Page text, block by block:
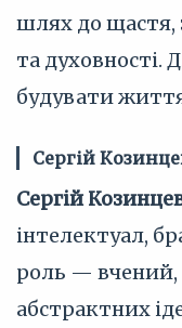
шлях до щастя,
та духовності.
будувати
Сергій
Сергій
інтелектуал,
роль — вчений,
абстрактних